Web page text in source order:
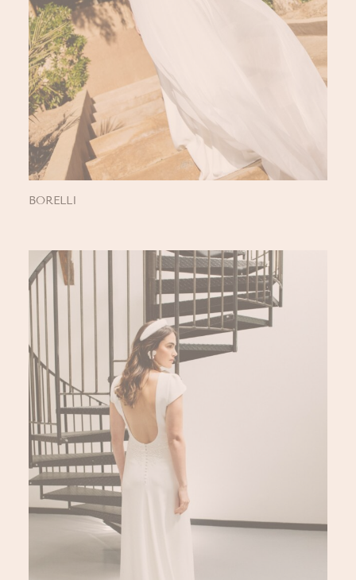
BORELLI